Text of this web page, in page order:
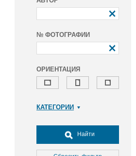
№ ФОТОГРАФИИ
ОРИЕНТАЦИЯ
КАТЕГОРИИ
Досуг, туризм и отдых
Культура
Найти